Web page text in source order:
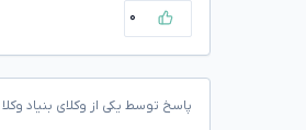
۰
پاسخ توسط یکی از وکلای بنیاد وکلا